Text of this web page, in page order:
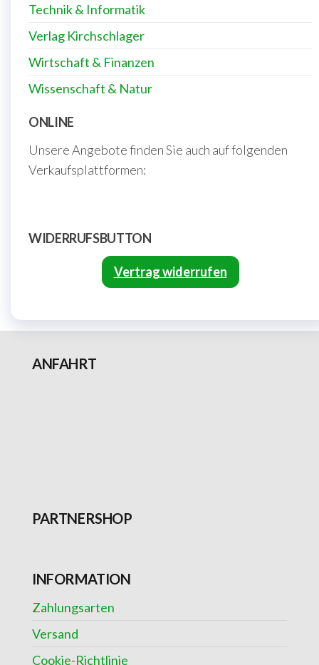
Technik & Informatik
Verlag Kirchschlager
Wirtschaft & Finanzen
Wissenschaft & Natur
ONLINE
Unsere Angebote finden Sie auch auf folgenden
Verkaufsplattformen:
WIDERRUFSBUTTON
Vertrag widerrufen
ANFAHRT
PARTNERSHOP
INFORMATION
Zahlungsarten
Versand
Cookie-Richtlinie